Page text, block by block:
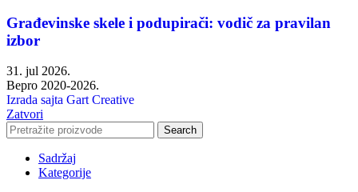
Građevinske skele i podupirači: vodič za pravilan
izbor
31. jul 2026.
Bepro 2020-2026.
Izrada sajta Gart Creative
Zatvori
Search
Sadržaj
Kategorije